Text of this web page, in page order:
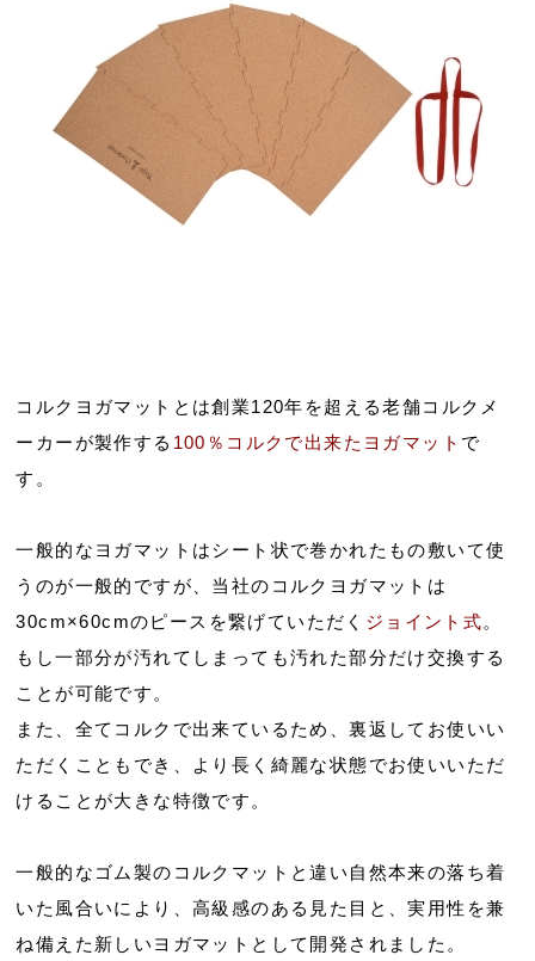
コルクヨガマットとは創業120年を超える老舗コルクメ
ーカーが製作する 100％コルクで出来たヨガマット で
す。
一般的なヨガマットはシート状で巻かれたもの敷いて使
うのが一般的ですが、当社のコルクヨガマットは
30cm×60cmのピースを繋げていただく ジョイント式。
もし一部分が汚れてしまっても汚れた部分だけ交換する
ことが可能です。
また、全てコルクで出来ているため、裏返してお使いい
ただくこともでき、より長く綺麗な状態でお使いいただ
けることが大きな特徴です。
一般的なゴム製のコルクマットと違い自然本来の落ち着
いた風合いにより、高級感のある見た目と、実用性を兼
ね備えた新しいヨガマットとして開発されました。